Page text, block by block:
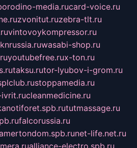
media.rucard-voice.ru
zvonitut.ruzebra-tlt.ru
vintovoykompressor.ru
wasabi-shop.ru
youtubefree.rux-ton.ru
taksu.rutor-lyubov-i-grom.ru
stoppamedia.ru
cleanmedicine.ru
tutmassage.ru
falcorussia.ru
net-life.net.ru
alliance-electro.spb.ru